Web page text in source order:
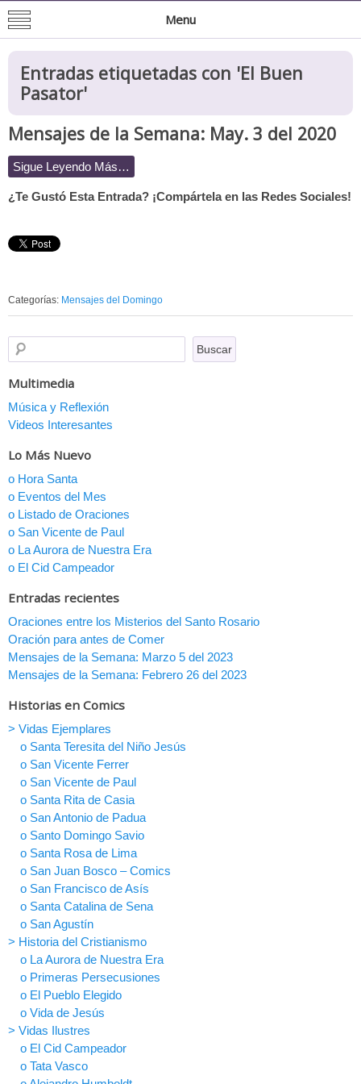
Mision de San Juan Bautista
Informacion General de la Mission
Menu
Entradas etiquetadas con 'El Buen
Pasator'
Mensajes de la Semana: May. 3 del 2020
Sigue Leyendo Más…
¿Te Gustó Esta Entrada? ¡Compártela en las Redes Sociales!
Categorías: Mensajes del Domingo
Multimedia
Música y Reflexión
Videos Interesantes
Lo Más Nuevo
o Hora Santa
o Eventos del Mes
o Listado de Oraciones
o San Vicente de Paul
o La Aurora de Nuestra Era
o El Cid Campeador
Entradas recientes
Oraciones entre los Misterios del Santo Rosario
Oración para antes de Comer
Mensajes de la Semana: Marzo 5 del 2023
Mensajes de la Semana: Febrero 26 del 2023
Historias en Comics
> Vidas Ejemplares
o Santa Teresita del Niño Jesús
o San Vicente Ferrer
o San Vicente de Paul
o Santa Rita de Casia
o San Antonio de Padua
o Santo Domingo Savio
o Santa Rosa de Lima
o San Juan Bosco – Comics
o San Francisco de Asís
o Santa Catalina de Sena
o San Agustín
> Historia del Cristianismo
o La Aurora de Nuestra Era
o Primeras Persecusiones
o El Pueblo Elegido
o Vida de Jesús
> Vidas Ilustres
o El Cid Campeador
o Tata Vasco